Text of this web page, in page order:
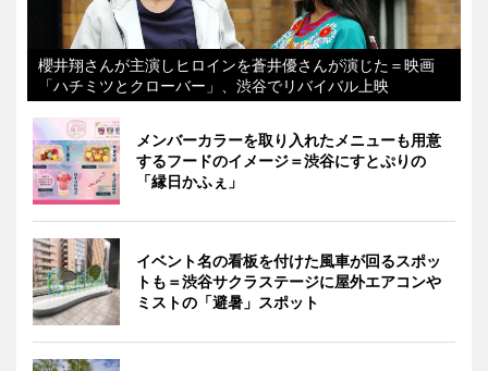
櫻井翔さんが主演しヒロインを蒼井優さんが演じた＝映画
「ハチミツとクローバー」、渋谷でリバイバル上映
メンバーカラーを取り入れたメニューも用意
するフードのイメージ＝渋谷にすとぷりの
「縁日かふぇ」
イベント名の看板を付けた風車が回るスポッ
トも＝渋谷サクラステージに屋外エアコンや
ミストの「避暑」スポット